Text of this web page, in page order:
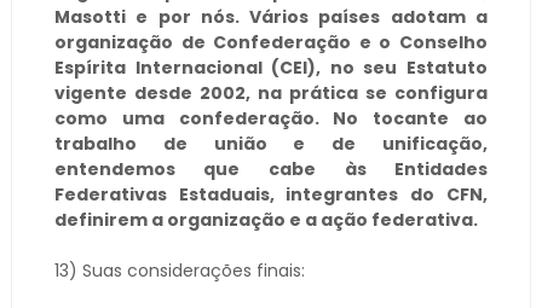
Masotti e por nós. Vários países adotam a
organização de Confederação e o Conselho
Espírita Internacional (CEI), no seu Estatuto
vigente desde 2002, na prática se configura
como uma confederação. No tocante ao
trabalho de união e de unificação,
entendemos que cabe às Entidades
Federativas Estaduais, integrantes do CFN,
definirem a organização e a ação federativa.
13) Suas considerações finais: